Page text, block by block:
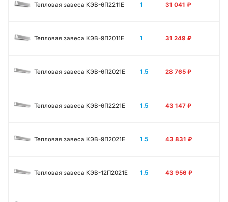
Тепловая завеса КЭВ-6П2211E 1 31 041 ₽
Тепловая завеса КЭВ-9П2011E 1 31 249 ₽
Тепловая завеса КЭВ-6П2021E 1.5 28 765 ₽
Тепловая завеса КЭВ-6П2221E 1.5 43 147 ₽
Тепловая завеса КЭВ-9П2021E 1.5 43 831 ₽
Тепловая завеса КЭВ-12П2021E 1.5 43 956 ₽